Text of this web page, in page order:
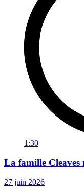
1:30
La famille Cleaves
27 juin 2026